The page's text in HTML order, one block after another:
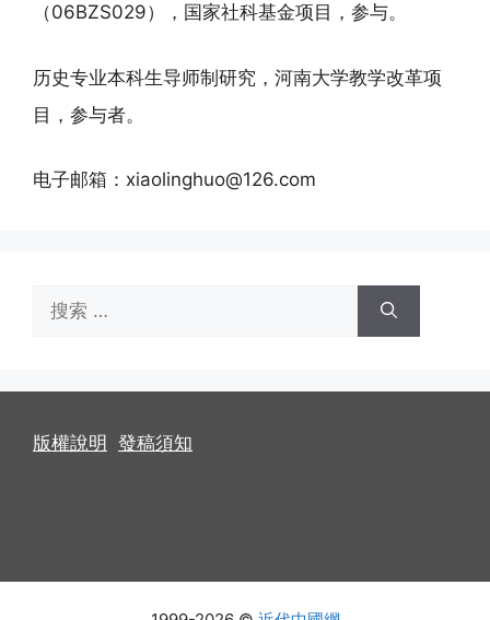
（06BZS029），国家社科基金项目，参与。
历史专业本科生导师制研究，河南大学教学改革项
目，参与者。
电子邮箱：xiaolinghuo@126.com
版權說明 發稿須知